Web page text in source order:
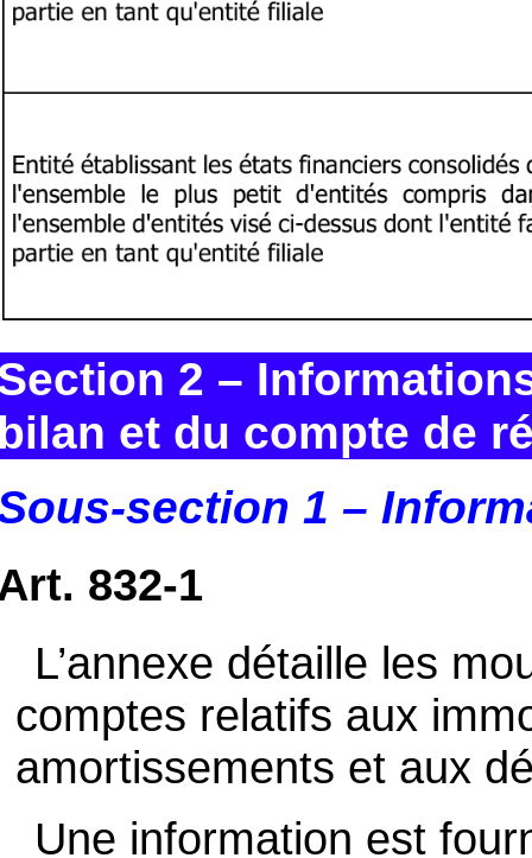
2 –
et du compte de
section 1 –
832-1
L’annexe détaille les
comptes relatifs aux
amortissements et aux
Une information est